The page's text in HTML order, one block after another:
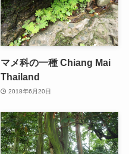
マメ科の一種 Chiang Mai
Thailand
2018年6月20日